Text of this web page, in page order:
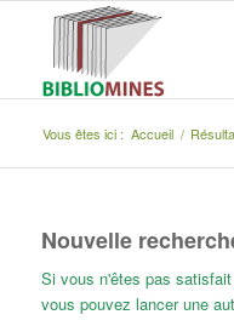
Vous êtes ici : Accueil /
Nouvelle
Si vous n'êtes pas
vous pouvez lancer une